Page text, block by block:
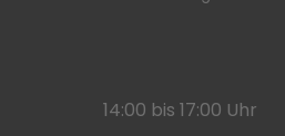
14:00 bis 17:00 Uhr